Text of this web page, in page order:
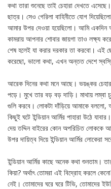
কথা তারা শুনেছে তাই চেহারা দেখতে
ছাত্র। সেও গেরিলা বাহিনীতে যোগ
আমার উপর দেওয়া হয়েছিলো। আমি একদিন
কামরায় আপনার শোবার জায়গা তাও লক্ষ্য
শেষ হলেই যা করার দরকার তা করবো। এই
করেছো, ভালো কথা, এখন অন্তত দেশে
আরেক দিনের কথা মনে আছে। ভয়ঙ্কর
পড়ে। মুখে তার বড় বড় দাড়ি। মাথায়
গুলি করবে। লোকটা দাঁড়িয়ে আমাকে বললো,
কিছুই ঘটে ইন্ডিয়ান আর্মির পাহারা উঠে
দেয় তদ্দিন বাইরের কোন অপরিচিত লোককে
উপর দায়িত্ব দিয়ে ইন্ডিয়ান আর্মির
ইন্ডিয়ান আর্মির কাছে অনেক কথা শুনতাম।
কিয়া? অর্থাৎ তোমরা এই বিদ্রোহ করলে
নেই। তোমাদের ঘরে ঘরে টিভি, তোমাদের